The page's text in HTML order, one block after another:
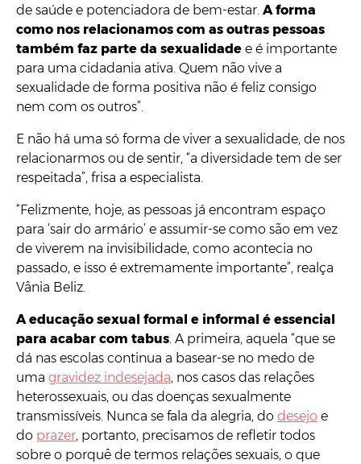
de saúde e potenciadora de bem-estar. A forma
como nos relacionamos com as outras pessoas
também faz parte da sexualidade e é importante
para uma cidadania ativa. Quem não vive a
sexualidade de forma positiva não é feliz consigo
nem com os outros”.
E não há uma só forma de viver a sexualidade, de nos
relacionarmos ou de sentir, “a diversidade tem de ser
respeitada”, frisa a especialista.
“Felizmente, hoje, as pessoas já encontram espaço
para ‘sair do armário’ e assumir-se como são em vez
de viverem na invisibilidade, como acontecia no
passado, e isso é extremamente importante”, realça
Vânia Beliz.
A educação sexual formal e informal é essencial
para acabar com tabus. A primeira, aquela “que se
dá nas escolas continua a basear-se no medo de
uma gravidez indesejada, nos casos das relações
heterossexuais, ou das doenças sexualmente
transmissíveis. Nunca se fala da alegria, do desejo e
do prazer, portanto, precisamos de refletir todos
sobre o porquê de termos relações sexuais, o que